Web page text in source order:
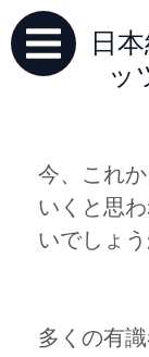
日
ッ
今、これ
いくと思
いでしょう
多くの有